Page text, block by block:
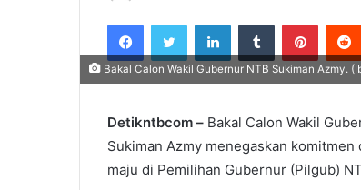
FacebookTwitter LinkedIn Tumblr
Bakal Calon Wakil Gubernur NTB Sukiman Azmy.
Detikntbcom – Bakal Calon Wakil
Sukiman Azmy menegaskan komitmen
maju di Pemilihan Gubernur (Pilgub)